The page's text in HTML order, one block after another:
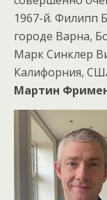
1967-й. Филипп
городе Варна,
Марк Синклер
Калифорния,
Мартин